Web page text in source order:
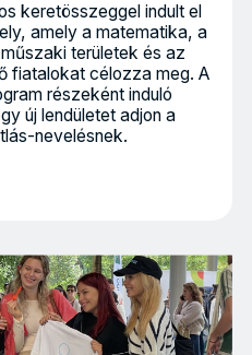
keretösszeggel indult el
amely a matematika, a
területek és az
fiatalokat célozza meg. A
részeként induló
új lendületet adjon a
nevelésnek.